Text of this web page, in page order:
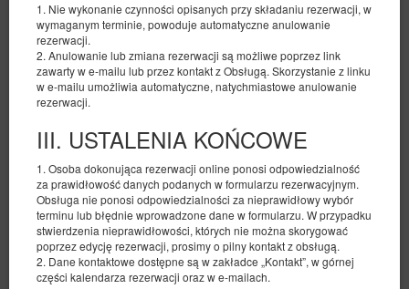
1. Nie wykonanie czynności opisanych przy składaniu rezerwacji, w
wymaganym terminie, powoduje automatyczne anulowanie
rezerwacji.
2. Anulowanie lub zmiana rezerwacji są możliwe poprzez link
zawarty w e-mailu lub przez kontakt z Obsługą. Skorzystanie z linku
w e-mailu umożliwia automatyczne, natychmiastowe anulowanie
rezerwacji.
III. USTALENIA KOŃCOWE
1. Osoba dokonująca rezerwacji online ponosi odpowiedzialność
za prawidłowość danych podanych w formularzu rezerwacyjnym.
Obsługa nie ponosi odpowiedzialności za nieprawidłowy wybór
terminu lub błędnie wprowadzone dane w formularzu. W przypadku
stwierdzenia nieprawidłowości, których nie można skorygować
poprzez edycję rezerwacji, prosimy o pilny kontakt z obsługą.
2. Dane kontaktowe dostępne są w zakładce „Kontakt”, w górnej
części kalendarza rezerwacji oraz w e-mailach.